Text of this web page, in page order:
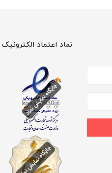
نماد اعتماد